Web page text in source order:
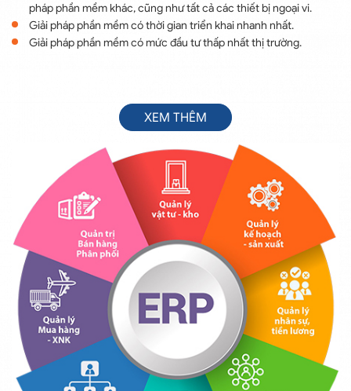
pháp phần mềm khác, cũng như tất cả các thiết bị ngoại vi.
Giải pháp phần mềm có thời gian triển khai nhanh nhất.
Giải pháp phần mềm có mức đầu tư thấp nhất thị trường.
XEM THÊM